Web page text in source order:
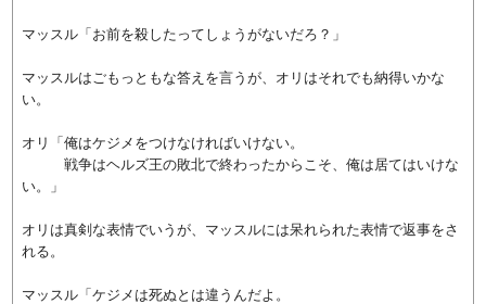
マッスル「お前を殺したってしょうがないだろ？」
マッスルはごもっともな答えを言うが、オリはそれでも納得いかな
い。
オリ「俺はケジメをつけなければいけない。
戦争はヘルズ王の敗北で終わったからこそ、俺は居てはいけな
い。」
オリは真剣な表情でいうが、マッスルには呆れられた表情で返事をさ
れる。
マッスル「ケジメは死ぬとは違うんだよ。